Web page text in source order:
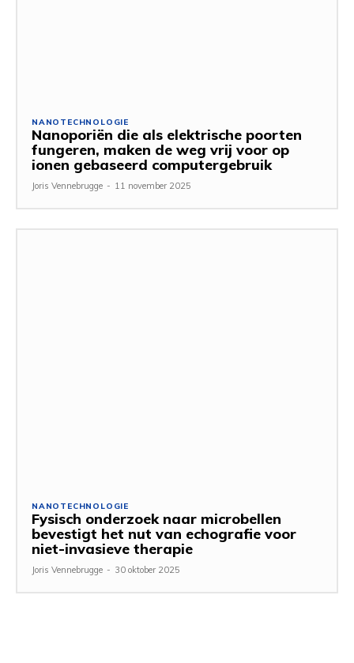
NANOTECHNOLOGIE
Nanoporiën die als elektrische poorten
fungeren, maken de weg vrij voor op
ionen gebaseerd computergebruik
Joris Vennebrugge - 11 november 2025
NANOTECHNOLOGIE
Fysisch onderzoek naar microbellen
bevestigt het nut van echografie voor
niet-invasieve therapie
Joris Vennebrugge - 30 oktober 2025